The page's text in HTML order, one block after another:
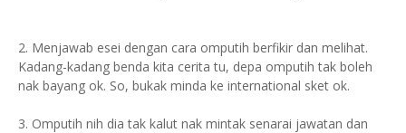
2. Menjawab esei dengan cara omputih berfikir dan melihat.
Kadang-kadang benda kita cerita tu, depa omputih tak boleh
nak bayang ok. So, bukak minda ke international sket ok.
3. Omputih nih dia tak kalut nak mintak senarai jawatan dan